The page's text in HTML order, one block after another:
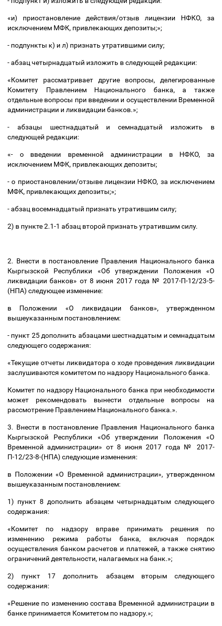
«и) приостановление действия/отзыв лицензии НФКО, за
исключением МФК, привлекающих депозиты;»;
- подпункты к) и л) признать утратившими силу;
- абзац четырнадцатый изложить в следующей редакции:
«Комитет рассматривает другие вопросы, делегированные
Комитету Правлением Национального банка, а также
отдельные вопросы при введении и осуществлении Временной
администрации и ликвидации банков.»;
- абзацы шестнадцатый и семнадцатый изложить в
следующей редакции:
«- о введении временной администрации в НФКО, за
исключением МФК, привлекающих депозиты;
- о приостановлении/отзыве лицензии НФКО, за исключением
МФК, привлекающих депозиты;»;
- абзац восемнадцатый признать утратившим силу;
2) в пункте 2.1-1 абзац второй признать утратившим силу.
2. Внести в постановление Правления Национального банка
Кыргызской Республики «Об утверждении Положения «О
ликвидации банков» от 8 июня 2017 года № 2017-П-12/23-5-
(НПА) следующее изменение:
в Положении «О ликвидации банков», утвержденном
вышеуказанным постановлением:
- пункт 25 дополнить абзацами шестнадцатым и семнадцатым
следующего содержания:
«Текущие отчеты ликвидатора о ходе проведения ликвидации
заслушиваются комитетом по надзору Национального банка.
Комитет по надзору Национального банка при необходимости
может рекомендовать вынести отдельные вопросы на
рассмотрение Правлением Национального банка.».
3. Внести в постановление Правления Национального банка
Кыргызской Республики «Об утверждении Положения «О
Временной администрации» от 8 июня 2017 года № 2017-
П-12/23-8-(НПА) следующие изменения:
в Положении «О Временной администрации», утвержденном
вышеуказанным постановлением:
1) пункт 8 дополнить абзацем четырнадцатым следующего
содержания:
«Комитет по надзору вправе принимать решения по
изменению режима работы банка, включая порядок
осуществления банком расчетов и платежей, а также снятию
ограничений деятельности, налагаемых на банк.»;
2) пункт 17 дополнить абзацем вторым следующего
содержания:
«Решение по изменению состава Временной администрации в
банке принимается Комитетом по надзору.»;